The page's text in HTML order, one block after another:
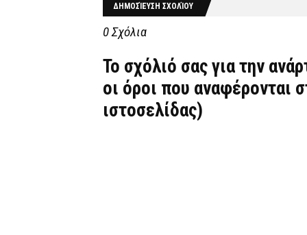
ΔΗΜΟΣΊΕΥΣΗ ΣΧΟΛΊΟΥ
0 Σχόλια
Το σχόλιό σας για την
οι όροι που αναφέρονται
ιστοσελίδας)